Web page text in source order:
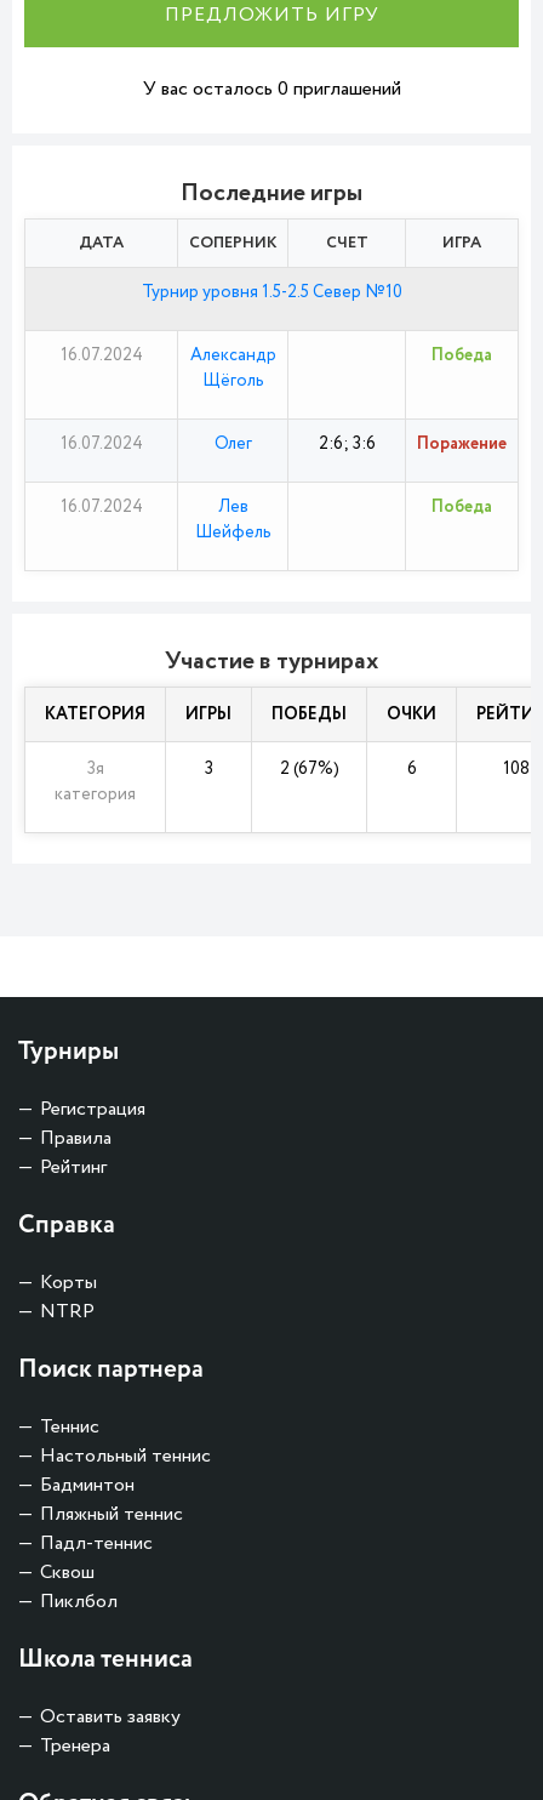
ПРЕДЛОЖИТЬ ИГРУ
У вас осталось 0 приглашений
Последние игры
ДАТА СОПЕРНИК СЧЕТ ИГРА
Турнир уровня 1.5-2.5 Север №10
16.07.2024
Александр
Щёголь
Победа
16.07.2024 Олег 2:6; 3:6 Поражение
16.07.2024
Лев
Шейфель
Победа
Участие в турнирах
КАТЕГОРИЯ ИГРЫ ПОБЕДЫ ОЧКИ
3я
категория
3 2 (67%) 6 108
Турниры
Регистрация
Правила
Рейтинг
Справка
Корты
NTRP
Поиск партнера
Теннис
Настольный теннис
Бадминтон
Пляжный теннис
Падл-теннис
Сквош
Пиклбол
Школа тенниса
Оставить заявку
Тренера